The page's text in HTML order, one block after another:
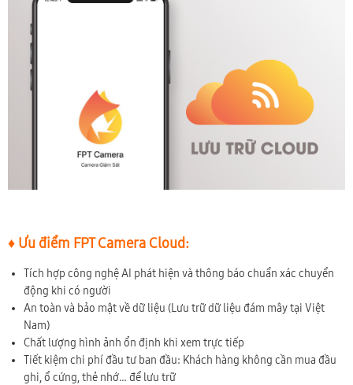
♦ Ưu điểm FPT Camera Cloud:
Tích hợp công nghệ AI phát hiện và thông báo chuẩn xác chuyển
động khi có người
An toàn và bảo mật về dữ liệu (Lưu trữ dữ liệu đám mây tại Việt
Nam)
Chất lượng hình ảnh ổn định khi xem trực tiếp
Tiết kiệm chi phí đầu tư ban đầu: Khách hàng không cần mua đầu
ghi, ổ cứng, thẻ nhớ… để lưu trữ